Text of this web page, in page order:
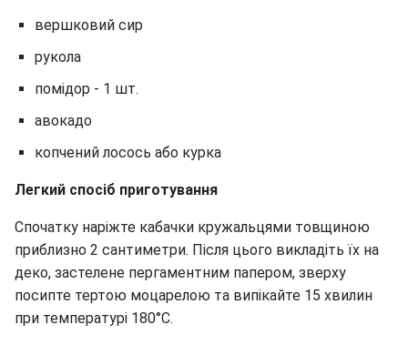
вершковий сир
рукола
помідор - 1 шт.
авокадо
копчений лосось або курка
Легкий спосіб приготування
Спочатку наріжте кабачки кружальцями товщиною
приблизно 2 сантиметри. Після цього викладіть їх на
деко, застелене пергаментним папером, зверху
посипте тертою моцарелою та випікайте 15 хвилин
при температурі 180°C.